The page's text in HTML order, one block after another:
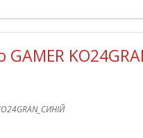
GAMER